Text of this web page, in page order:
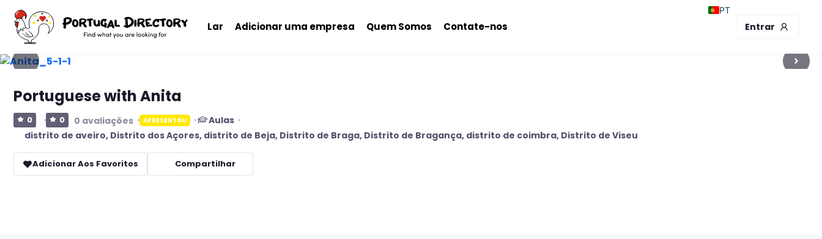
Lar Adicionar uma empresa Quem Somos Contate-nos Entrar
Portuguese with Anita
0 0 0 avaliações APRESENTOU
Aulas
distrito de aveiro, Distrito dos Açores, distrito de Beja, Distrito de Braga, Distrito de Bragança, distrito de coimbra, Distrito de Viseu
Adicionar Aos Favoritos Compartilhar
PT